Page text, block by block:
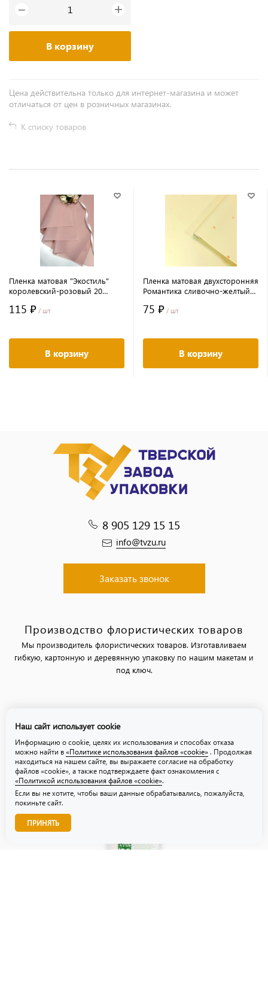
− +
В корзину
Цена действительна только для интернет-магазина и может
отличаться от цен в розничных магазинах.
К списку товаров
Пленка матовая "Экостиль"
королевский-розовый 20
115 ₽ / шт
В корзину
Пленка матовая двухсторонняя
Романтика сливочно-желтый
75 ₽ / шт
В корзину
8 905 129 15 15
info@tvzu.ru
Заказать звонок
Производство флористических товаров
Мы производитель флористических товаров. Изготавливаем
гибкую, картонную и деревянную упаковку по нашим макетам и
под ключ.
Политика использования файлов «cookie»
Звоните нам!
Наш сайт использует cookie
Информацию о cookie, целях их использования и способах отказа
можно найти в «Политике использования файлов «cookie» . Продолжая
находиться на нашем сайте, вы выражаете согласие на обработку
файлов «cookie», а также подтверждаете факт ознакомления с
«Политикой использования файлов «cookie».
Если вы не хотите, чтобы ваши данные обрабатывались, пожалуйста,
покиньте сайт.
ПРИНЯТЬ